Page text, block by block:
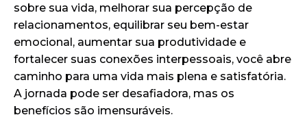
sobre sua vida, melhorar sua percepção de
relacionamentos, equilibrar seu bem-estar
emocional, aumentar sua produtividade e
fortalecer suas conexões interpessoais, você abre
caminho para uma vida mais plena e satisfatória.
A jornada pode ser desafiadora, mas os
benefícios são imensuráveis.